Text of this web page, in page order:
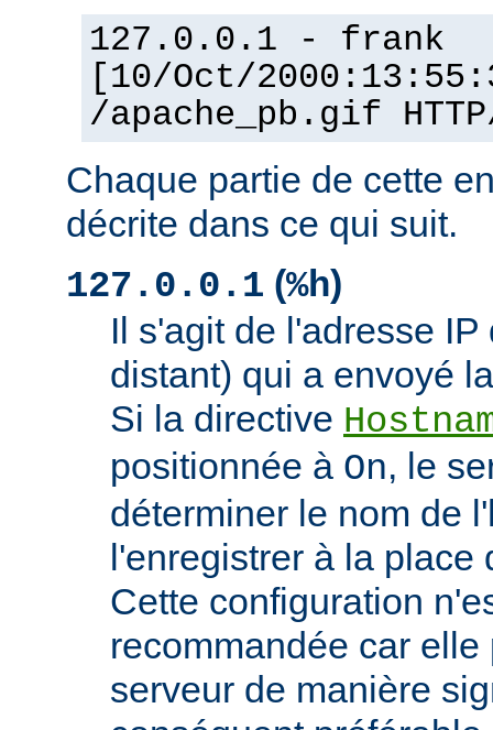
127.0.0.1 - frank
[10/Oct/
/apache_pb.gif
Chaque partie de cette
décrite dans ce qui suit.
127.0.0.1 (%h)
Il s'agit de l'adresse
distant) qui a envoyé
Si la directive
positionnée à On, le
déterminer le nom de
l'enregistrer à la place
Cette configuration
recommandée car
serveur de manière